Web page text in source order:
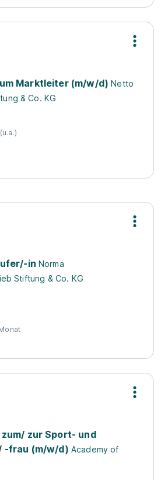
Marktleiter (m/w/d) Netto
& Co. KG
in Norma
Stiftung & Co. KG
zur Sport- und
-frau (m/w/d) Academy of